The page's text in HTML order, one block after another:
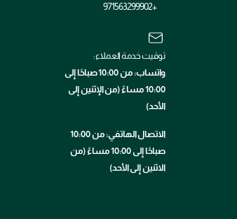
+971563299902
توقيت خدمة العملاء:
واتساب: من 10:00 صباحًا إلى
10:00 مساءً (من الإثنين إلى
الأحد)
الاتصال الهاتفي: من 10:00
صباحًا إلى 10:00 مساءً (من
الاثنين إلى الأحد)